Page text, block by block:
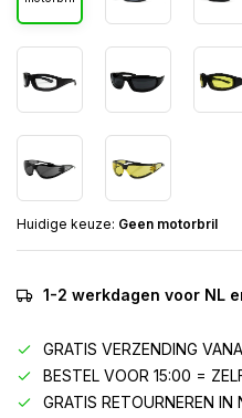
Huidige keuze: Geen motorbril
1-2 werkdagen voor NL
GRATIS VERZENDING
BESTEL VOOR 15:00 =
GRATIS RETOURNEREN IN